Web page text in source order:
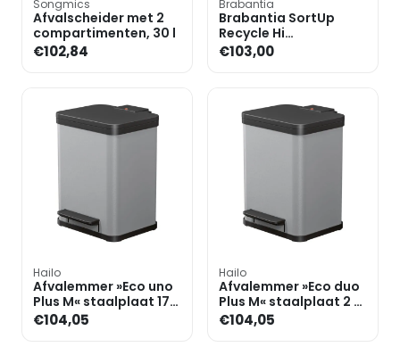
Songmics
Afvalscheider met 2
compartimenten, 30 l
€102,84
Brabantia
Brabantia SortUp
Recycle Hi
afvalemmer 20+25L
€103,00
Hailo
Afvalemmer »Eco uno
Plus M« staalplaat 17
liter
€104,05
Hailo
Afvalemmer »Eco duo
Plus M« staalplaat 2 x
9 liter
€104,05